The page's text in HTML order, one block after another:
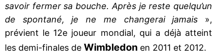
savoir fermer sa bouche. Après je reste quelqu’un
de spontané, je ne me changerai jamais »,
prévient le 12e joueur mondial, qui a déjà atteint
les demi-finales de Wimbledon en 2011 et 2012.